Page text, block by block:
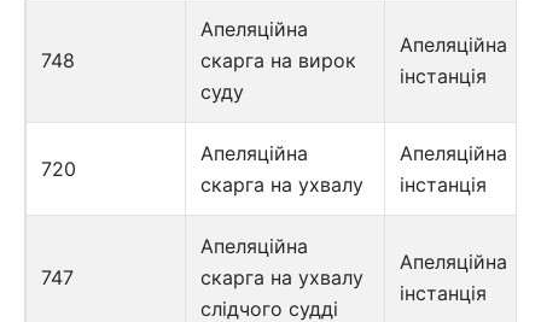
748
Апеляційна
скарга на вирок
суду
Апеляційна
інстанція
720
Апеляційна
скарга на ухвалу
Апеляційна
інстанція
747
Апеляційна
скарга на ухвалу
слідчого судді
Апеляційна
інстанція